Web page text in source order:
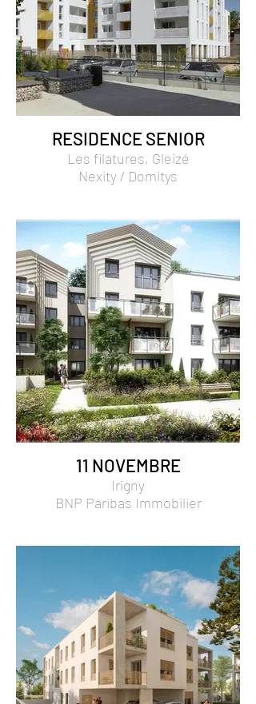
RESIDENCE SENIOR
Les filatures, Gleizé
Nexity / Domitys
11 NOVEMBRE
Irigny
BNP Paribas Immobilier